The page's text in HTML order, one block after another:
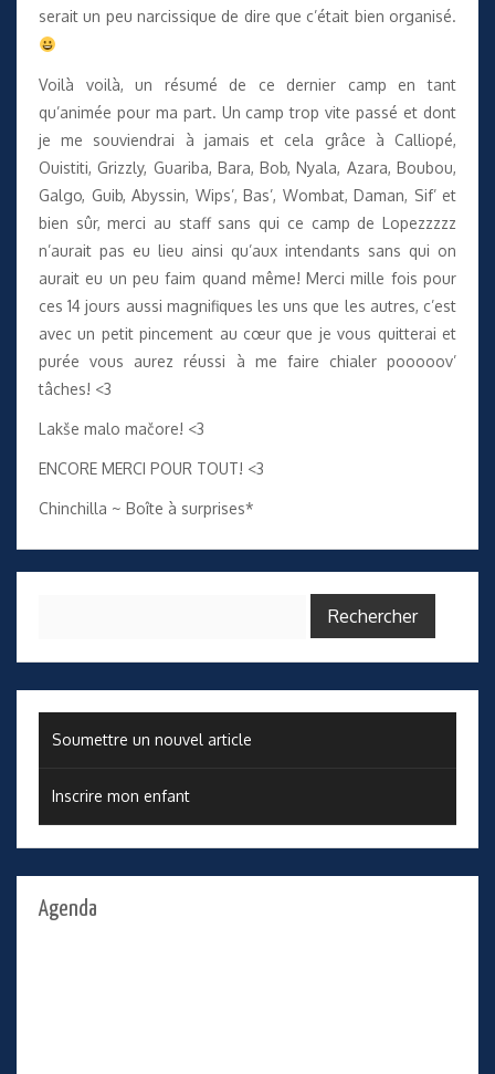
serait un peu narcissique de dire que c’était bien organisé.
Voilà voilà, un résumé de ce dernier camp en tant
qu’animée pour ma part. Un camp trop vite passé et dont
je me souviendrai à jamais et cela grâce à Calliopé,
Ouistiti, Grizzly, Guariba, Bara, Bob, Nyala, Azara, Boubou,
Galgo, Guib, Abyssin, Wips’, Bas’, Wombat, Daman, Sif’ et
bien sûr, merci au staff sans qui ce camp de Lopezzzzz
n’aurait pas eu lieu ainsi qu’aux intendants sans qui on
aurait eu un peu faim quand même! Merci mille fois pour
ces 14 jours aussi magnifiques les uns que les autres, c’est
avec un petit pincement au cœur que je vous quitterai et
purée vous aurez réussi à me faire chialer pooooov’
tâches! <3
Lakše malo mačore! <3
ENCORE MERCI POUR TOUT! <3
Chinchilla ~ Boîte à surprises*
Soumettre un nouvel article
Inscrire mon enfant
Agenda